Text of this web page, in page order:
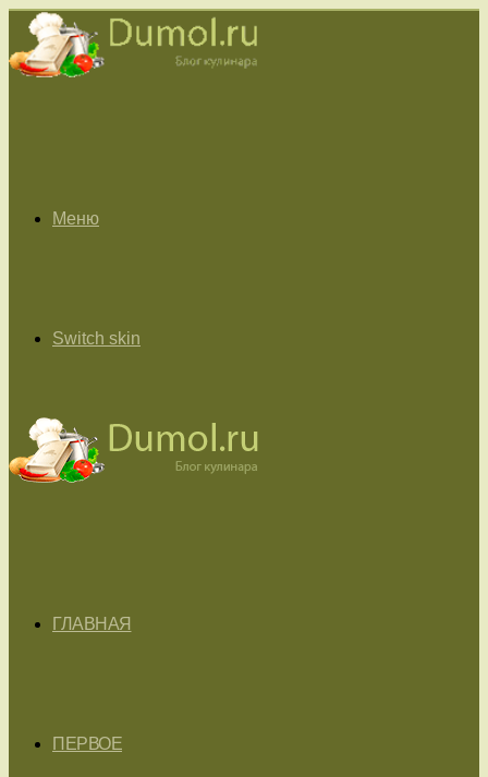
Меню
Switch skin
ГЛАВНАЯ
ПЕРВОЕ